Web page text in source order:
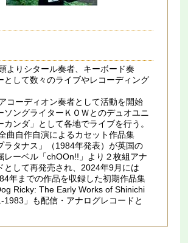
よりシタール奏者、キーボード奏
として数々のライブやレコーディング
コーディオン奏者として活動を開始
ソングライターＫＯＷとのデュオユニ
カンダ」として各地でライブを行う。
曲自作自演によるカセット作品集
ラタナス」（1984年発表）が英国の
レーベル「chOOn!!」より２枚組アナ
として再発売され、2024年9月には
年までの作品を収録した初期作品集
Ricky: The Early Works of Shinichi
​1983」も配信・アナログレコードと